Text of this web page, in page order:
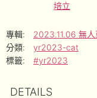
培立
專輯:
2023.11.06 無
分類:
yr2023-cat
標籤:
#yr2023
DETAILS